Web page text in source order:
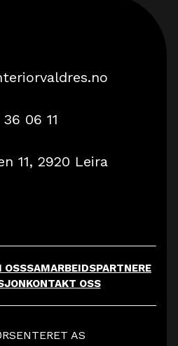
36 06 11
11, 2920 Leira
OSSSAMARBEIDSPARTNERE
KONTAKT OSS
AS